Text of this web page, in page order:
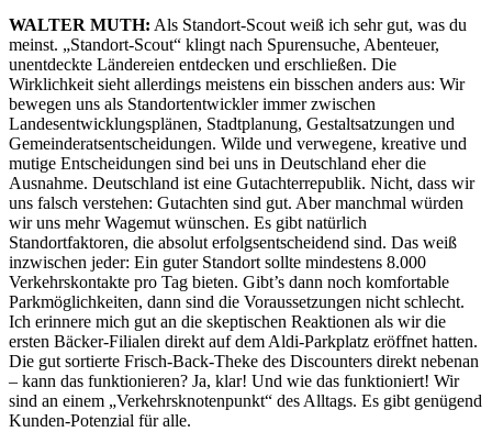
WALTER MUTH: Als Standort-Scout weiß ich sehr gut, was du
meinst. „Standort-Scout“ klingt nach Spurensuche, Abenteuer,
unentdeckte Ländereien entdecken und erschließen. Die
Wirklichkeit sieht allerdings meistens ein bisschen anders aus: Wir
bewegen uns als Standortentwickler immer zwischen
Landesentwicklungsplänen, Stadtplanung, Gestaltsatzungen und
Gemeinderatsentscheidungen. Wilde und verwegene, kreative und
mutige Entscheidungen sind bei uns in Deutschland eher die
Ausnahme. Deutschland ist eine Gutachterrepublik. Nicht, dass wir
uns falsch verstehen: Gutachten sind gut. Aber manchmal würden
wir uns mehr Wagemut wünschen. Es gibt natürlich
Standortfaktoren, die absolut erfolgsentscheidend sind. Das weiß
inzwischen jeder: Ein guter Standort sollte mindestens 8.000
Verkehrskontakte pro Tag bieten. Gibt’s dann noch komfortable
Parkmöglichkeiten, dann sind die Voraussetzungen nicht schlecht.
Ich erinnere mich gut an die skeptischen Reaktionen als wir die
ersten Bäcker-Filialen direkt auf dem Aldi-Parkplatz eröffnet hatten.
Die gut sortierte Frisch-Back-Theke des Discounters direkt nebenan
– kann das funktionieren? Ja, klar! Und wie das funktioniert! Wir
sind an einem „Verkehrsknotenpunkt“ des Alltags. Es gibt genügend
Kunden-Potenzial für alle.